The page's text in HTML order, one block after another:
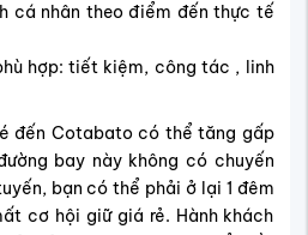
cá nhân theo điểm đến thực tế
hợp: tiết kiệm, công tác , linh
đến Cotabato có thể tăng gấp
bay này không có chuyến
bạn có thể phải ở lại 1 đêm
cơ hội giữ giá rẻ. Hành khách